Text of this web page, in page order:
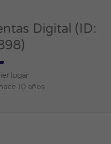
Digital (ID:
lugar
10 años